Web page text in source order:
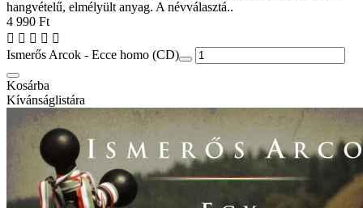
hangvételű, elmélyült anyag. A névválasztá..
4 990 Ft
Ismerős Arcok - Ecce homo (CD)
Kosárba
Kívánságlistára